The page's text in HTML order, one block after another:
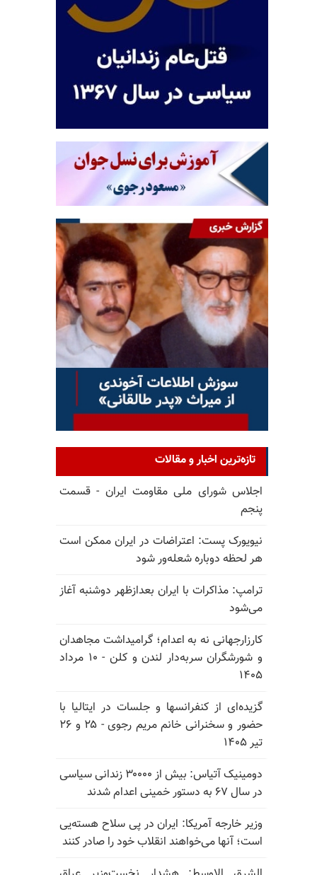
تازه‌ترین اخبار و مقالات
اجلاس شورای ملی مقاومت ایران - قسمت
پنجم
نیویورک پست: اعتراضات در ایران ممکن است
هر لحظه دوباره شعله‌ور شود
ترامپ: مذاکرات با ایران بعدازظهر دوشنبه آغاز
می‌شود
کارزارجهانی نه به اعدام؛ گرامیداشت مجاهدان
و شورشگران سربه‌دار لندن و کلن - ۱۰ مرداد
۱۴۰۵
گزیده‌ای از کنفرانسها و جلسات در ایتالیا با
حضور و سخنرانی خانم مریم رجوی - ۲۵ و ۲۶
تیر ۱۴۰۵
دومینیک آتیاس: بیش از ۳۰۰۰۰ زندانی سیاسی
در سال ۶۷ به دستور خمینی اعدام شدند
وزیر خارجه آمریکا: ایران در پی سلاح هسته‌یی
است؛ آنها می‌خواهند انقلاب خود را صادر کنند